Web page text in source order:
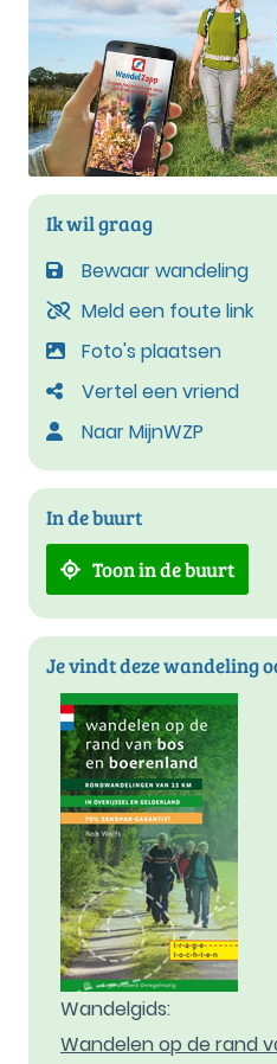
Ik wil graag
Bewaar wandeling
Meld een foute link
Foto's plaatsen
Vertel een vriend
Naar MijnWZP
In de buurt
Toon in de buurt
Je vindt deze wandeling
Wandelgids:
Wandelen op de rand